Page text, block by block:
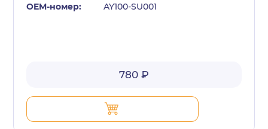
AY100-SU001
780 ₽